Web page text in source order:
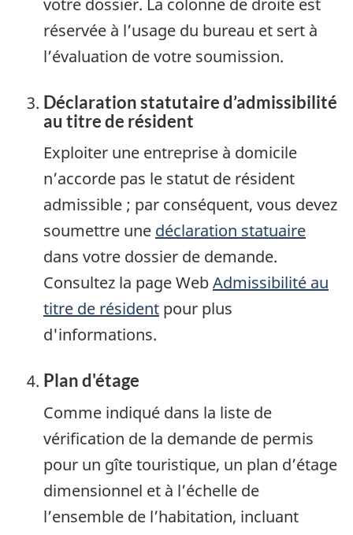
réservée à l’usage du bureau et sert à
l’évaluation de votre soumission.
Déclaration statutaire d’admissibilité
au titre de résident
Exploiter une entreprise à domicile
n’accorde pas le statut de résident
admissible ; par conséquent, vous devez
soumettre une déclaration statuaire
dans votre dossier de demande.
Consultez la page WebAdmissibilité au
titre de résident pour plus
d'informations.
Plan d'étage
Comme indiqué dans la liste de
vérification de la demande de permis
pour un gîte touristique, un plan d’étage
dimensionnel et à l’échelle de
l’ensemble de l’habitation, incluant